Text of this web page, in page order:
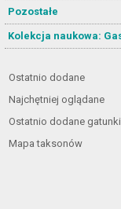
Pozostałe
Ostatnio dodane
Najchętniej oglądane
Ostatnio dodane gatunki
Mapa taksonów